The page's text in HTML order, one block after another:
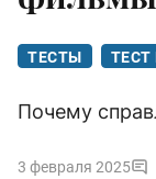
ТЕСТЫ ТЕСТ
Почему
3 февраля 2025